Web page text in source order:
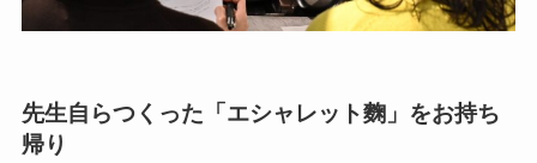
先生自らつくった「エシャレット麴」をお持ち
帰り